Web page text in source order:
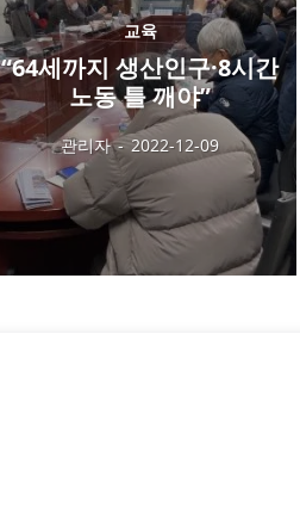
교육
“64세까지 생산인구·8시간
노동 틀 깨야”
관리자 - 2022-12-09